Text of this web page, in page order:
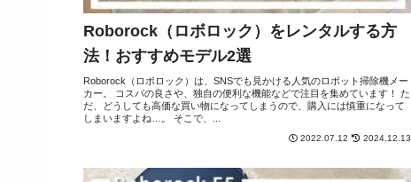
Roborock（ロボロック）をレンタルする方
法！おすすめモデル2選
Roborock（ロボロック）は、SNSでも見かける人気のロボット掃除機メー
カー。 コスパの良さや、独自の便利な機能などで注目を集めています！ た
だ、どうしても高価な買い物になってしまうので、購入には慎重になって
しまいますよね…。 そこで、...
2022.07.12 2024.12.13